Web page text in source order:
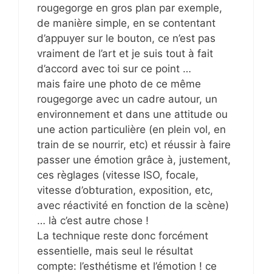
rougegorge en gros plan par exemple,
de manière simple, en se contentant
d’appuyer sur le bouton, ce n’est pas
vraiment de l’art et je suis tout à fait
d’accord avec toi sur ce point …
mais faire une photo de ce même
rougegorge avec un cadre autour, un
environnement et dans une attitude ou
une action particulière (en plein vol, en
train de se nourrir, etc) et réussir à faire
passer une émotion grâce à, justement,
ces règlages (vitesse ISO, focale,
vitesse d’obturation, exposition, etc,
avec réactivité en fonction de la scène)
… là c’est autre chose !
La technique reste donc forcément
essentielle, mais seul le résultat
compte: l’esthétisme et l’émotion ! ce